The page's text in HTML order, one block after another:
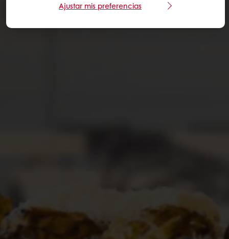
Ajustar mis preferencias